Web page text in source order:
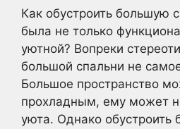
Как обустроить большую
была не только
уютной? Вопреки
большой спальни не
Большое пространство
прохладным, ему может
уюта. Однако обустроить